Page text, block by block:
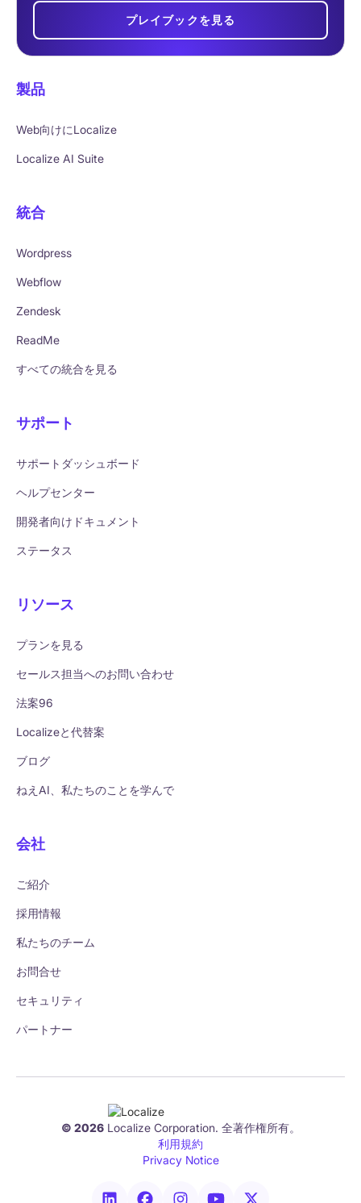
プレイブックを見る
製品
Web向けにLocalize
Localize AI Suite
統合
Wordpress
Webflow
Zendesk
ReadMe
すべての統合を見る
サポート
サポートダッシュボード
ヘルプセンター
開発者向けドキュメント
ステータス
リソース
プランを見る
セールス担当へのお問い合わせ
法案96
Localizeと代替案
ブログ
ねえAI、私たちのことを学んで
会社
ご紹介
採用情報
私たちのチーム
お問合せ
セキュリティ
パートナー
© 2026Localize Corporation. 全著作権所有。
利用規約
Privacy Notice